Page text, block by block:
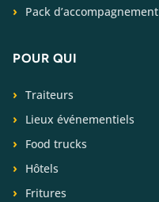
Pack d’accompagnement
POUR QUI
Traiteurs
Lieux événementiels
Food trucks
Hôtels
Fritures